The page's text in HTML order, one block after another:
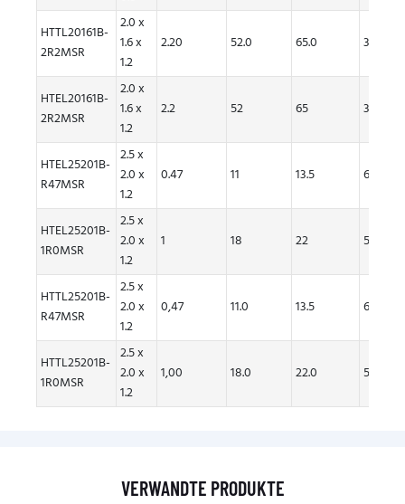
HTTL20161B-
2R2MSR
2.0 x
1.6 x
1.2
2.20 52.0 65.0 3.10
HTEL20161B-
2R2MSR
2.0 x
1.6 x
1.2
2.2 52 65 3.1
HTEL25201B-
R47MSR
2.5 x
2.0 x
1.2
0.47 11 13.5 6.7
HTEL25201B-
1R0MSR
2.5 x
2.0 x
1.2
1 18 22 5.7
HTTL25201B-
R47MSR
2.5 x
2.0 x
1.2
0,47 11.0 13.5 6,70
HTTL25201B-
1R0MSR
2.5 x
2.0 x
1.2
1,00 18.0 22.0 5,70
VERWANDTE PRODUKTE